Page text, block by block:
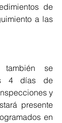
de
a las
también se
4 días de
y
presente
en